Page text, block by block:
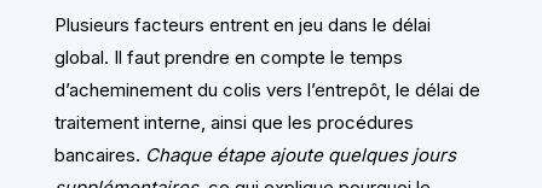
Plusieurs facteurs entrent en jeu dans le délai
global. Il faut prendre en compte le temps
d’acheminement du colis vers l’entrepôt, le délai de
traitement interne, ainsi que les procédures
bancaires. Chaque étape ajoute quelques jours